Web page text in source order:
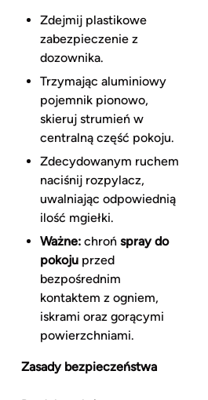
Zdejmij plastikowe
zabezpieczenie z
dozownika.
Trzymając aluminiowy
pojemnik pionowo,
skieruj strumień w
centralną część pokoju.
Zdecydowanym ruchem
naciśnij rozpylacz,
uwalniając odpowiednią
ilość mgiełki.
Ważne:chroń spray do
pokojuprzed
bezpośrednim
kontaktem z ogniem,
iskrami oraz gorącymi
powierzchniami.
Zasady bezpieczeństwa